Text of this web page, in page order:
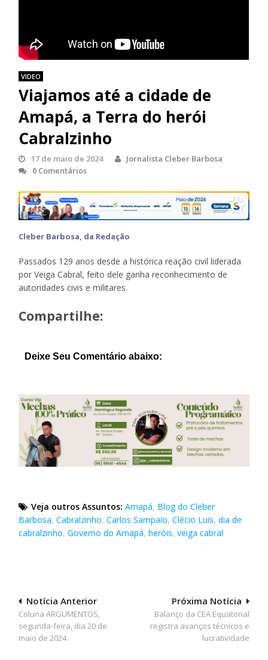
VIDEO
Viajamos até a cidade de
Amapá, a Terra do herói
Cabralzinho
17 de maio de 2024
Jornalista Cleber Barbosa
0 Comentários
Cleber Barbosa, da Redação
Passados 129 anos desde a histórica reação civil liderada
por Veiga Cabral, feito dele ganha reconhecimento de
autoridades civis e militares.
Compartilhe:
Deixe Seu Comentário abaixo:
Veja outros Assuntos: Amapá, Blog do Cleber
Barbosa,Cabralzinho,Carlos Sampaio,Clécio Luis,dia de
cabralzinho,Governo do Amapá,heróis,veiga cabral
Navegação
de
Post
Próxima Notícia
Balanço da CEA Equatorial
registra avanços técnicos e
lucratividade
Notícia Anterior
Coluna ARGUMENTOS,
segunda-feira, dia 20 de
maio de 2024.